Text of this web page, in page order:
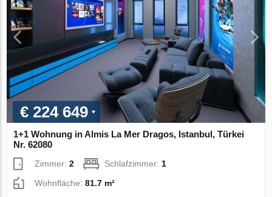
€ 224 649
1+1 Wohnung in Almis La Mer Dragos, Istanbul, Türkei
Nr. 62080
Zimmer:2 Schlafzimmer: 1
Wohnfläche:81.7 m²